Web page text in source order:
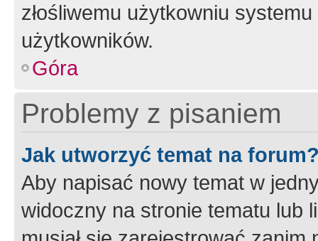
złośliwemu użytkowniu
użytkowników.
Góra
Problemy z pisaniem
Jak utworzyć temat na
Aby napisać nowy temat w
widoczny na stronie tematu lub